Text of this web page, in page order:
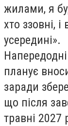
жилами, я
хто ззовні, і
усередині».
планує
заради
що після
травні 2027